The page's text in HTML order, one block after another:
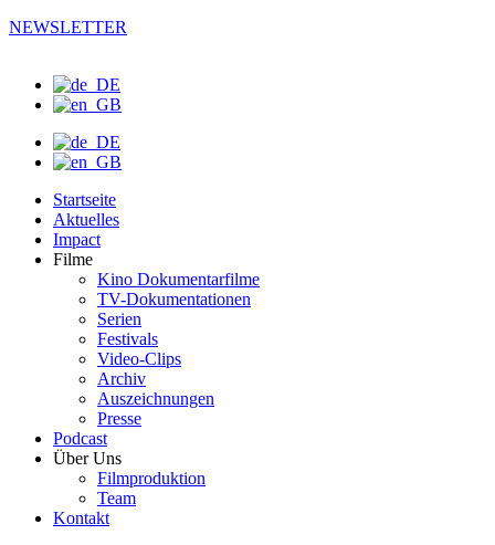
NEWSLETTER
Startseite
Aktuelles
Impact
Filme
Kino Dokumentarfilme
TV-Dokumentationen
Serien
Festivals
Video-Clips
Archiv
Auszeichnungen
Presse
Podcast
Über Uns
Filmproduktion
Team
Kontakt